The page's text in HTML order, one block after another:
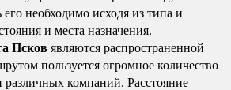
необходимо исходя из типа и
и места назначения.
Псков являются распространенной
пользуется огромное количество
компаний. Расстояние